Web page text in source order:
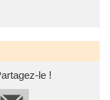
le !